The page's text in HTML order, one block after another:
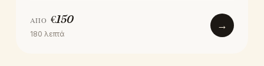
ΑΠΌ €150
180 λεπτά
→